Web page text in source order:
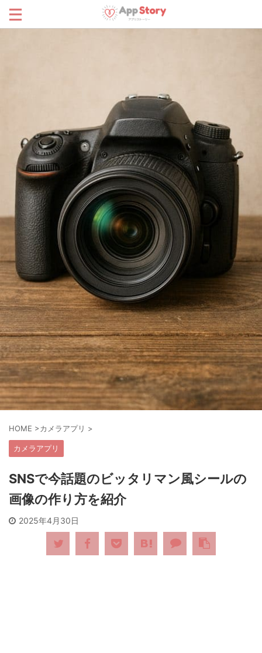
HOME >カメラアプリ >
カメラアプリ
SNSで今話題のビッタリマン風シールの
画像の作り方を紹介
2025年4月30日